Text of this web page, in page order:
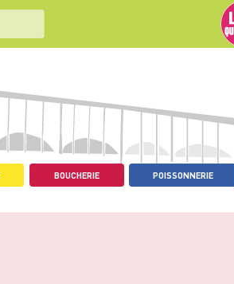
BOUCHERIE POISSONNERIE